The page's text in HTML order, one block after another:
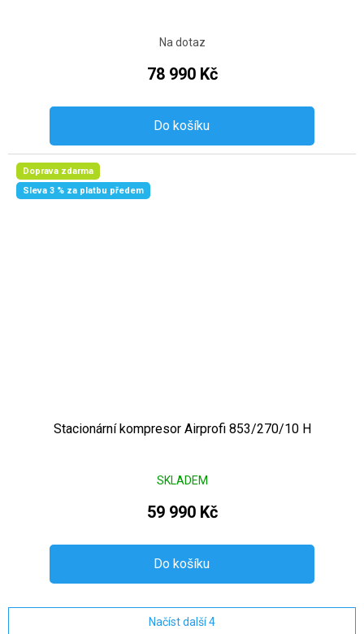
Na dotaz
78 990 Kč
Do košíku
Doprava zdarma
Sleva 3 % za platbu předem
Stacionární kompresor Airprofi 853/270/10 H
SKLADEM
59 990 Kč
Do košíku
Načíst další 4